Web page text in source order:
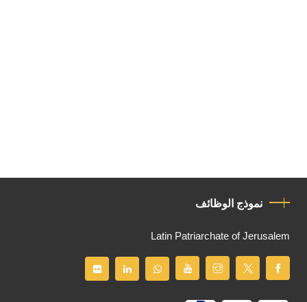
نموذج الوظائف
Latin Patriarchate of Jerusalem